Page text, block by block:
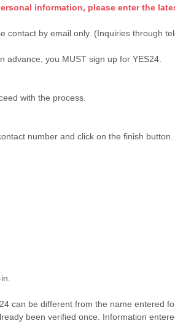
information, please enter the
by email only. (Inquiries through
you MUST sign up for YES24.
with the process.
number and click on the finish button.
can be different from the name entered
been verified once. Information